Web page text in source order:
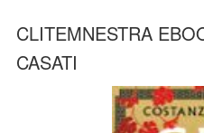
CLITEMNESTRA
CASATI